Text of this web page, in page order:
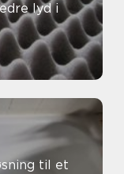
lyd i
til et